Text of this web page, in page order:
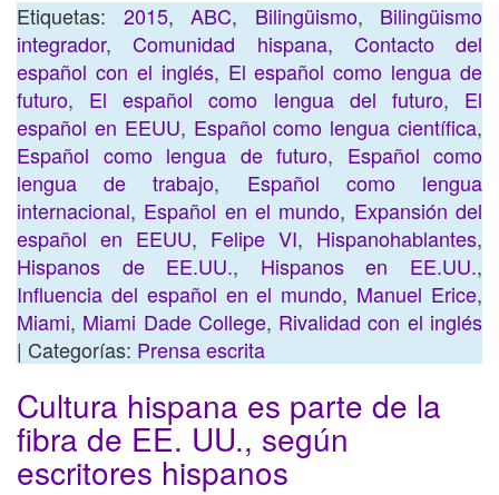
Etiquetas: 2015, ABC, Bilingüismo, Bilingüismo
integrador,Comunidad hispana, Contacto del
español con el inglés, El español como lengua de
futuro, El español como lengua del futuro, El
español en EEUU, Español como lengua científica,
Español como lengua de futuro, Español como
lengua de trabajo, Español como lengua
internacional, Español en el mundo, Expansión del
español en EEUU, Felipe VI, Hispanohablantes,
Hispanos de EE.UU., Hispanos en EE.UU.,
Influencia del español en el mundo, Manuel Erice,
Miami, Miami Dade College, Rivalidad con el inglés
| Categorías: Prensa escrita
Cultura hispana es parte de la
fibra de EE. UU., según
escritores hispanos